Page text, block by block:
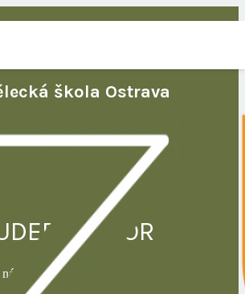
škola Ostrava
OBOR